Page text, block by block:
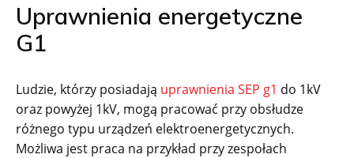
Uprawnienia energetyczne
G1
Ludzie, którzy posiadają uprawnienia SEP g1 do 1kV
oraz powyżej 1kV, mogą pracować przy obsłudze
różnego typu urządzeń elektroenergetycznych.
Możliwa jest praca na przykład przy zespołach